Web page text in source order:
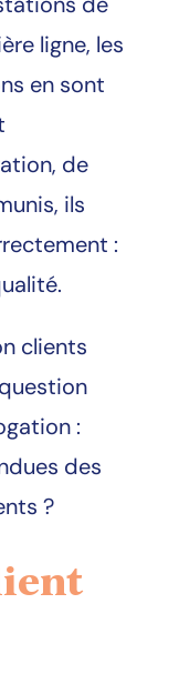
ligne, les
en sont
de
ils
:
clients
:
des
?